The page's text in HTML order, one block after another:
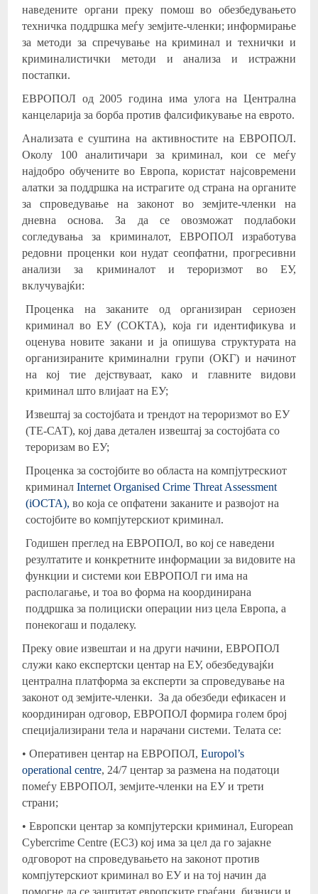
наведените органи преку помош во обезбедувањето
техничка поддршка меѓу земјите-членки; информирање
за методи за спречување на криминал и технички и
криминалистички методи и анализа и истражни
постапки.
ЕВРОПОЛ од 2005 година има улога на Централна
канцеларија за борба против фалсификување на еврото.
Анализата е суштина на активностите на ЕВРОПОЛ.
Околу 100 аналитичари за криминал, кои се меѓу
најдобро обучените во Европа, користат најсовремени
алатки за поддршка на истрагите од страна на органите
за спроведување на законот во земјите-членки на
дневна основа. За да се овозможат подлабоки
согледувања за криминалот, ЕВРОПОЛ изработува
редовни проценки кои нудат сеопфатни, прогресивни
анализи за криминалот и тероризмот во ЕУ,
вклучувајќи:
Проценка на заканите од организиран сериозен
криминал во ЕУ (СОКТА), која ги идентификува и
оценува новите закани и ја опишува структурата на
организираните криминални групи (ОКГ) и начинот
на кој тие дејствуваат, како и главните видови
криминал што влијаат на ЕУ;
Извештај за состојбата и трендот на тероризмот во ЕУ
(ТЕ-САТ), кој дава детален извештај за состојбата со
тероризам во ЕУ;
Проценка за состојбите во областа на компјутрескиот
криминал Internet Organised Crime Threat Assessment
(iOCTA), во која се опфатени заканите и развојот на
состојбите во компјутерскиот криминал.
Годишен преглед на ЕВРОПОЛ, во кој се наведени
резултатите и конкретните информации за видовите на
функции и системи кои ЕВРОПОЛ ги има на
располагање, и тоа во форма на координирана
поддршка за полициски операции низ цела Европа, а
понекогаш и подалеку.
Преку овие извештаи и на други начини, ЕВРОПОЛ
служи како експертски центар на ЕУ, обезбедувајќи
централна платформа за експерти за спроведување на
законот од земјите-членки. За да обезбеди ефикасен и
координиран одговор, ЕВРОПОЛ формира голем број
специјализирани тела и нарачани системи. Телата се:
• Оперативен центар на ЕВРОПОЛ, Europol’s
operational centre, 24/7 центар за размена на податоци
помеѓу ЕВРОПОЛ, земјите-членки на ЕУ и трети
страни;
• Европски центар за компјутерски криминал, European
Cybercrime Centre (EC3) кој има за цел да го зајакне
одговорот на спроведувањето на законот против
компјутерскиот криминал во ЕУ и на тој начин да
помогне да се заштитат европските граѓани, бизниси и